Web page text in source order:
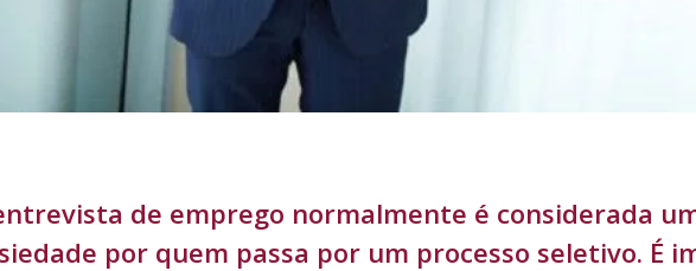
de emprego normalmente é considerada
por quem passa por um processo seletivo. É